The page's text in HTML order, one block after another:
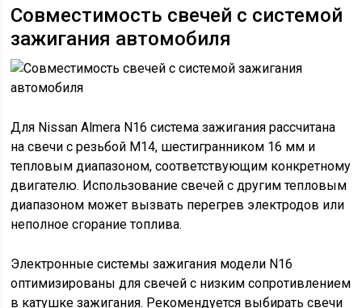
Совместимость свечей с системой
зажигания автомобиля
Для Nissan Almera N16 система зажигания рассчитана
на свечи с резьбой M14, шестигранником 16 мм и
тепловым диапазоном, соответствующим конкретному
двигателю. Использование свечей с другим тепловым
диапазоном может вызвать перегрев электродов или
неполное сгорание топлива.
Электронные системы зажигания модели N16
оптимизированы для свечей с низким сопротивлением
в катушке зажигания. Рекомендуется выбирать свечи